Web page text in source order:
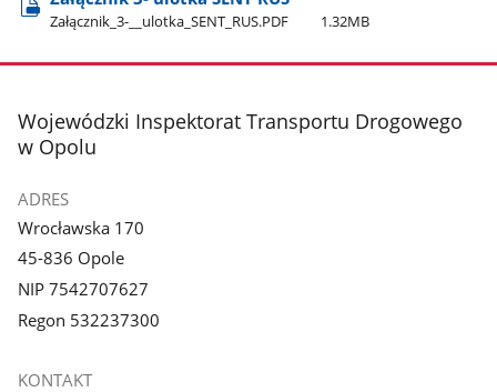
Załącznik​_3-​_​_ulotka​_SENT​_RUS.PDF 1.32MB
stopka
Wojewódzki Inspektorat Transportu Drogowego
w Opolu
ADRES
Wrocławska 170
45-836 Opole
NIP 7542707627
Regon 532237300
KONTAKT